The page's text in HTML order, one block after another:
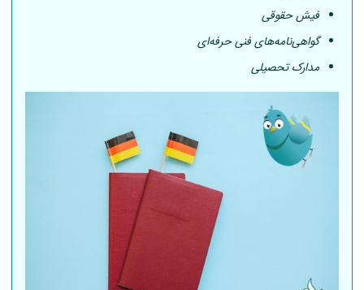
فیش حقوقی
گواهی‌نامه‌های فنی حرفه‌ای
مدارک تحصیلی